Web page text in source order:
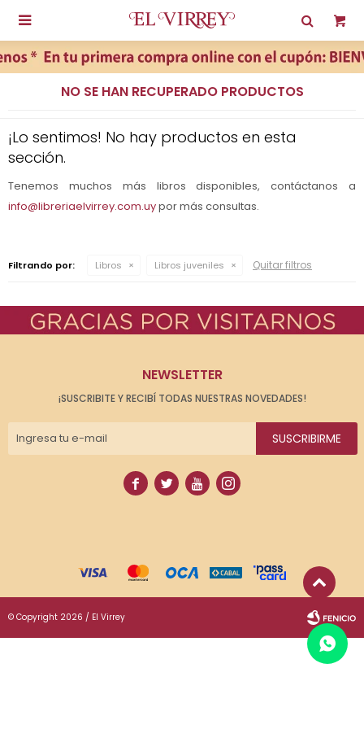

NO SE HAN RECUPERADO PRODUCTOS
¡Lo sentimos! No hay productos en esta
sección.
Tenemos muchos más libros disponibles, contáctanos a
info@libreriaelvirrey.com.uypor más consultas.
Filtrando por: Libros Libros juveniles Quitar filtros
NEWSLETTER
¡SUSCRIBITE Y RECIBÍ TODAS NUESTRAS NOVEDADES!
SUSCRIBIRME
   
© Copyright 2026 / El Virrey